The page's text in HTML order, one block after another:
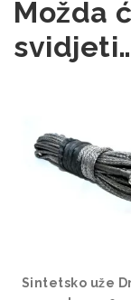
Možda
Sintetsko uže